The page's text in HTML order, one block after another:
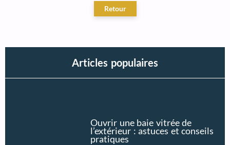
Articles populaires
Ouvrir une baie vitrée de
l’extérieur : astuces et conseils
pratiques